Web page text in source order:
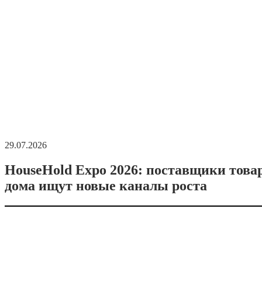
29.07.2026
HouseHold Expo 2026: поставщики
дома ищут новые каналы роста